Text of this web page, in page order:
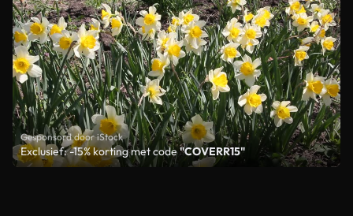
Gesponsord door iStock
Exclusief: -15% korting met code"COVERR15"